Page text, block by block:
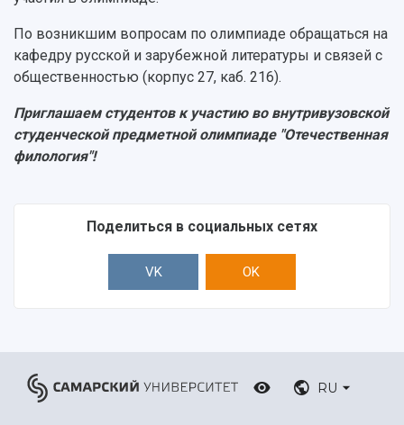
Кампус
3D-тур по университету
Музеи
Учебный аэродром
Ботанический сад
Умный дом бабочек
Международный межвузовский кампус
Официальные документы
Публикации и издания
Отчеты о проведенных конференциях
По возникшим вопросам по олимпиаде обращаться на
кафедру русской и зарубежной литературы и связей с
общественностью (корпус 27, каб. 216).
Приглашаем студентов к участию во внутривузовской
студенческой предметной олимпиаде "Отечественная
филология"!
Поделиться в социальных сетях
VK OK
RU